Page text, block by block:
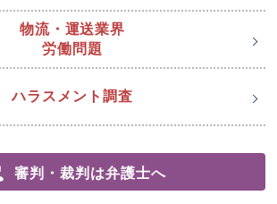
物流・運送業界
労働問題
ハラスメント調査
審判・裁判は弁護士へ